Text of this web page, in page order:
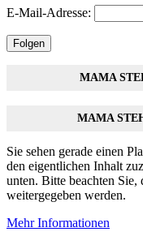
E-Mail-Adresse:
Folgen
MAMA
MAMA
Sie sehen gerade einen
den eigentlichen Inhalt
unten. Bitte beachten Sie,
weitergegeben werden.
Mehr Informationen